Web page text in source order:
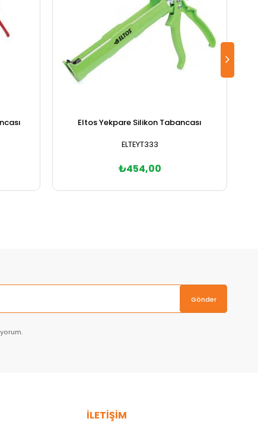
Eltos Yekpare Silikon Tabancası
ELTEYT333
₺454,00
Gönder
İLETİŞİM